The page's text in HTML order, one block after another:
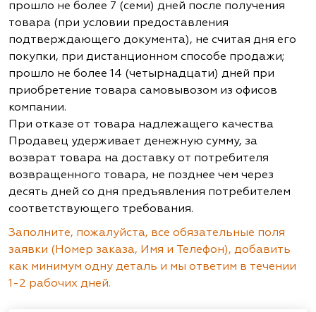
прошло не более 7 (семи) дней после получения
товара (при условии предоставления
подтверждающего документа), не считая дня его
покупки, при дистанционном способе продажи;
прошло не более 14 (четырнадцати) дней при
приобретение товара самовывозом из офисов
компании.
При отказе от товара надлежащего качества
Продавец удерживает денежную сумму, за
возврат товара на доставку от потребителя
возвращенного товара, не позднее чем через
десять дней со дня предъявления потребителем
соответствующего требования.
Заполните, пожалуйста, все обязательные поля
заявки (Номер заказа, Имя и Телефон), добавить
как минимум одну деталь и мы ответим в течении
1-2 рабочих дней.